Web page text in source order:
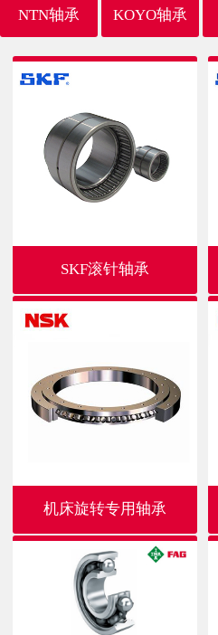
NTN轴承 KOYO轴承
SKF滚针轴承
机床旋转专用轴承